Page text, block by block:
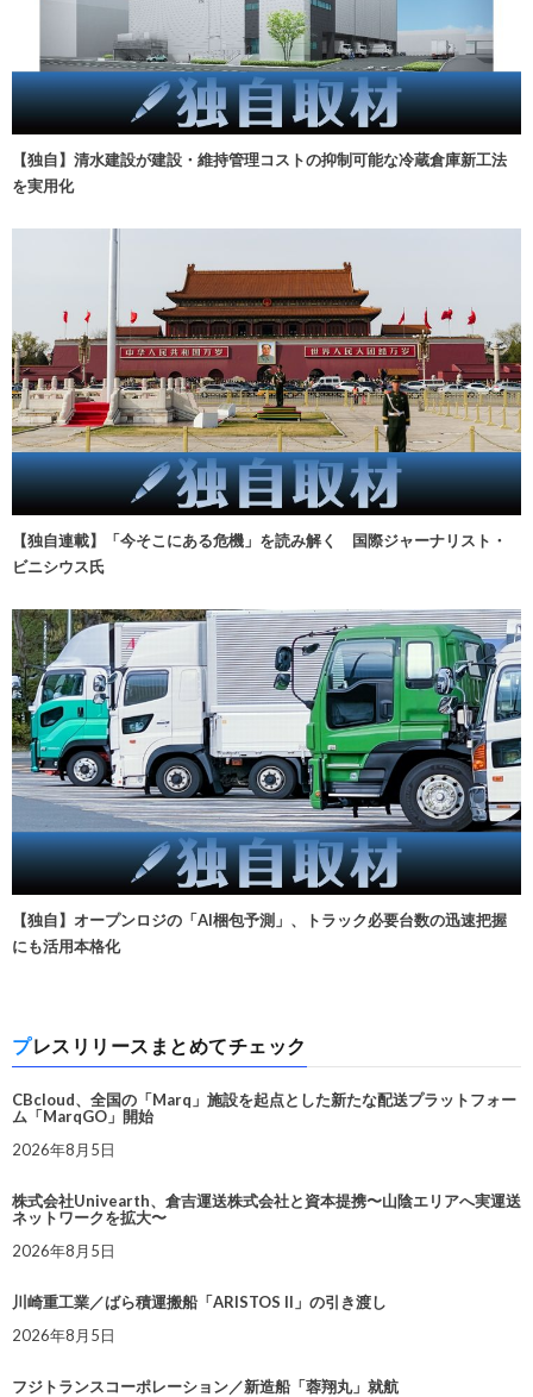
【独自】清水建設が建設・維持管理コストの抑制可能な冷蔵倉庫新工法
を実用化
【独自連載】「今そこにある危機」を読み解く 国際ジャーナリスト・
ビニシウス氏
【独自】オープンロジの「AI梱包予測」、トラック必要台数の迅速把握
にも活用本格化
プレスリリースまとめてチェック
CBcloud、全国の「Marq」施設を起点とした新たな配送プラットフォー
ム「MarqGO」開始
2026年8月5日
株式会社Univearth、倉吉運送株式会社と資本提携〜山陰エリアへ実運送
ネットワークを拡大〜
2026年8月5日
川崎重工業／ばら積運搬船「ARISTOS II」の引き渡し
2026年8月5日
フジトランスコーポレーション／新造船「蓉翔丸」就航